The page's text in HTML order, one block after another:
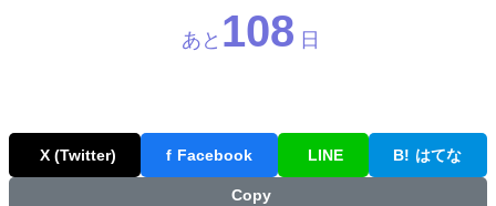
あと 108 日
X (Twitter) f Facebook LINE B! はてな
Copy